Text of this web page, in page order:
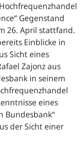
Gegenstand
26. April stattfand.
Einblicke in
Sicht eines
Zajonz aus
in seinem
eines
Bundesbank“
der Sicht einer